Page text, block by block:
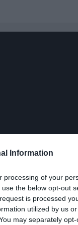
Information
processing of your
the below opt-out
is processed
utilized by us
may separately